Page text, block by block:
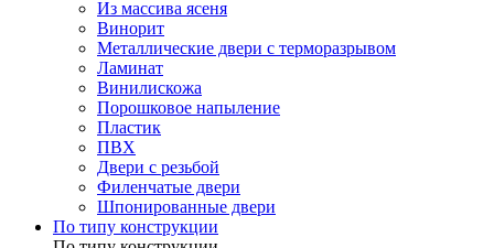
Из массива ясеня
Винорит
Металлические двери с терморазрывом
Ламинат
Винилискожа
Порошковое напыление
Пластик
ПВХ
Двери с резьбой
Филенчатые двери
Шпонированные двери
По типу конструкции